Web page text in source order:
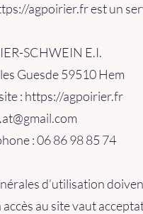
agpoirier.fr est un
SCHWEIN E.I.
Guesde 59510 Hem
: https://agpoirier.fr
: 06 86 98 85 74
d’utilisation
au site vaut